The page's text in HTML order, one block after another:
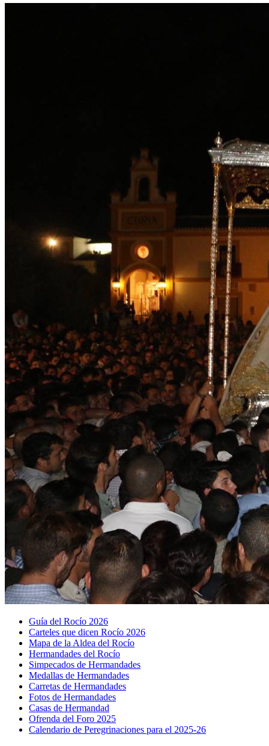
Guía del Rocío 2026
Carteles que dicen Rocío 2026
Mapa de la Aldea del Rocío
Hermandades del Rocío
Simpecados de Hermandades
Medallas de Hermandades
Carretas de Hermandades
Fotos de Hermandades
Casas de Hermandad
Ofrenda del Foro 2025
Calendario de Peregrinaciones para el 2025-26